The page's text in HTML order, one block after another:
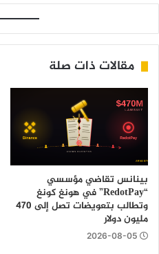
مقالات ذات صلة
بينانس تقاضي مؤسسي
“RedotPay” في هونغ كونغ
وتطالب بتعويضات تصل إلى 470
مليون دولار
2026-08-05